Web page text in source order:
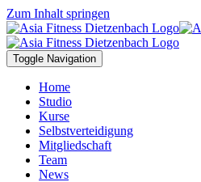
Zum Inhalt springen
Toggle Navigation
Home
Studio
Kurse
Selbstverteidigung
Mitgliedschaft
Team
News